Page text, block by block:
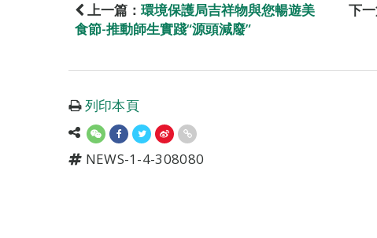
上一篇： 環境保護局吉祥物與您暢遊美
食節-推動師生實踐“源頭減廢”
下一
列印本頁
NEWS-1-4-308080